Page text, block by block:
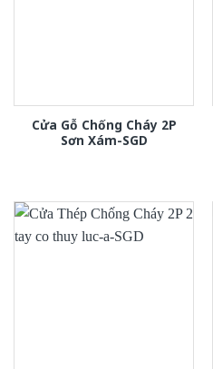
Cửa Gỗ Chống Cháy 2P
Sơn Xám-SGD